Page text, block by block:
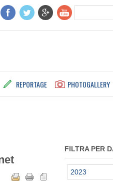
REPORTAGE PHOTOGALLERY
FILTRA PER
2023